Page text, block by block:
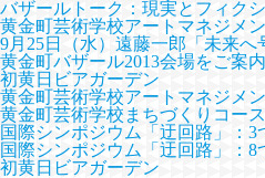
バザールトーク：現実とフィク
黄金町芸術学校アートマネジメ
9月25日（水）遠藤一郎「未来
黄金町バザール2013会場をご案
初黄日ビアガーデン
黄金町芸術学校アートマネジメ
黄金町芸術学校まちづくりコー
国際シンポジウム「迂回路」：
国際シンポジウム「迂回路」：8
初黄日ビアガーデン